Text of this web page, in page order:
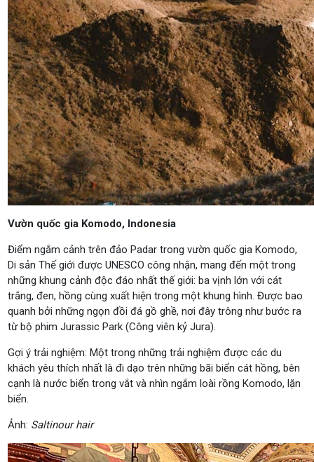
Vườn quốc gia Komodo, Indonesia
Điểm ngắm cảnh trên đảo Padar trong vườn quốc gia Komodo,
Di sản Thế giới được UNESCO công nhận, mang đến một trong
những khung cảnh độc đáo nhất thế giới: ba vịnh lớn với cát
trắng, đen, hồng cùng xuất hiện trong một khung hình. Được bao
quanh bởi những ngọn đồi đá gồ ghề, nơi đây trông như bước ra
từ bộ phim Jurassic Park (Công viên kỷ Jura).
Gợi ý trải nghiệm: Một trong những trải nghiệm được các du
khách yêu thích nhất là đi dạo trên những bãi biển cát hồng, bên
cạnh là nước biển trong vắt và nhìn ngắm loài rồng Komodo, lặn
biển.
Ảnh: Saltinour hair